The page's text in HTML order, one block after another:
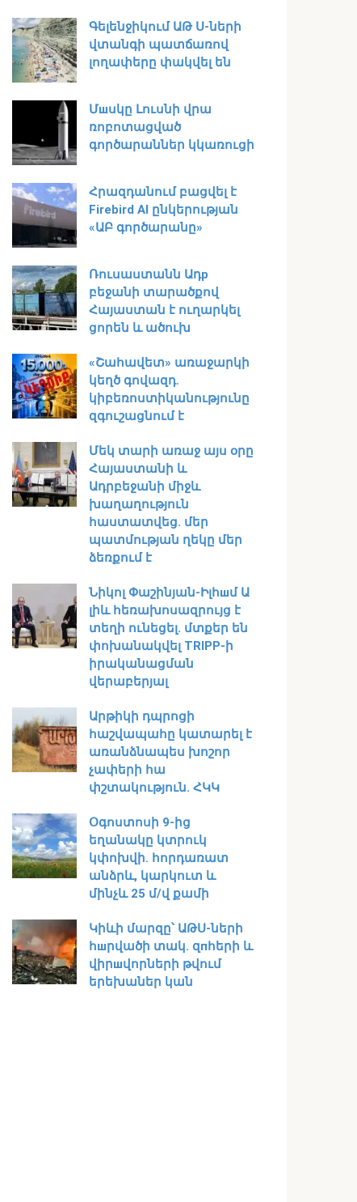
Գելենջիկում ԱԹ Ս-ների
վտանգի պատճառով
լողափերը փակվել են
Մшսկը Լուսնի վրա
ռոբոտացված
գործարաններ կկառուցի
Հրազդանում բացվել է
Firebird AI ընկերության
«ԱԲ գործարանը»
Ռուսաստանն Ադр
բեջանի տարածքով
Հայաստան է ուղարկել
ցորեն և ածուխ
«Շահավետ» առաջարկի
կեղծ գովազդ.
կիբեռոստիկանությունը
զգուշացնում է
Մեկ տարի առաջ այս օրը
Հայաստանի և
Ադրբեջանի միջև
խաղաղություն
հաստատվեց․ մեր
պատմության ղեկը մեր
ձեռքում է
Նիկոլ Փաշինյան-Իլհшմ Ա
լիև հեռախոսազրույց է
տեղի ունեցել․ մտքեր են
փոխանակվել TRIPP-ի
իրականացման
վերաբերյալ
Արթիկի դպրոցի
հաշվապահը կատարել է
առանձնապես խոշոր
չափերի հա
փշտակություն. ՀԿԿ
Օգոստոսի 9-ից
եղանակը կտրուկ
կփոխվի․ հորդառատ
անձրև, կարկուտ և
մինչև 25 մ/վ քամի
Կիևի մարզը՝ ԱԹՍ-ների
հшրվածի տակ․ զпհերի և
վիրшվորների թվում
երեխաներ կան